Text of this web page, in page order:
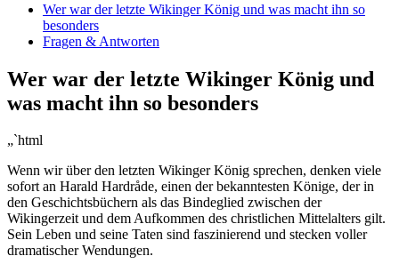
Wer war der letzte⁢ Wikinger König und was⁤ macht ihn so
besonders
Fragen & Antworten
Wer war der letzte Wikinger König und
was macht ihn so ⁢besonders
„`html
Wenn wir über den letzten Wikinger König sprechen, denken viele⁣
sofort an Harald Hardråde, einen der bekanntesten Könige,⁣ der​ in
den Geschichtsbüchern als das Bindeglied zwischen der
Wikingerzeit und dem Aufkommen⁤ des christlichen Mittelalters gilt.
‌Sein Leben und ​seine Taten sind faszinierend und stecken voller
dramatischer Wendungen.